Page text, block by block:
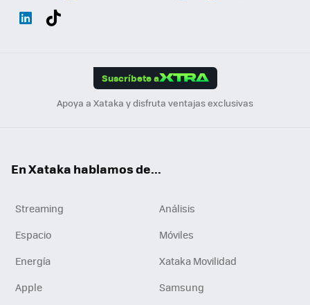
Suscríbete a
Apoya a Xataka y disfruta ventajas exclusivas
En Xataka hablamos de...
Streaming
Análisis
Espacio
Móviles
Energía
Xataka Movilidad
Apple
Samsung